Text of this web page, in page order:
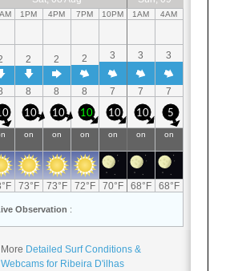
More Detailed Surf Conditions &
Webcams for Ribeira D'ilhas